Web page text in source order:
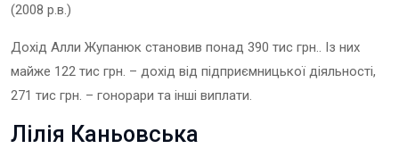
(2008 р.в.)
Дохід Алли Жупанюк становив понад 390 тис грн.. Із них
майже 122 тис грн. – дохід від підприємницької діяльності,
271 тис грн. – гонорари та інші виплати.
Лілія Каньовська